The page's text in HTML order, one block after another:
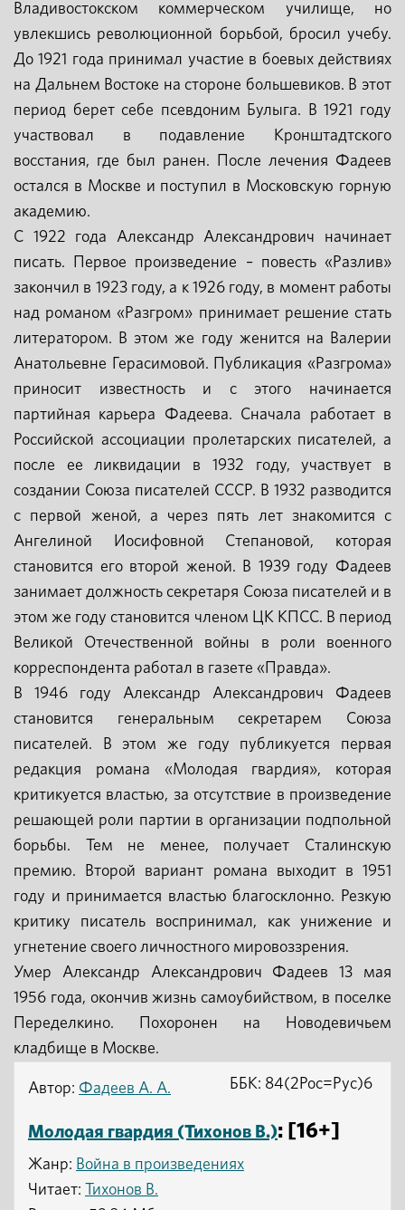
Владивостокском коммерческом училище, но
увлекшись революционной борьбой, бросил учебу.
До 1921 года принимал участие в боевых действиях
на Дальнем Востоке на стороне большевиков. В этот
период берет себе псевдоним Булыга. В 1921 году
участвовал в подавление Кронштадтского
восстания, где был ранен. После лечения Фадеев
остался в Москве и поступил в Московскую горную
академию.
С 1922 года Александр Александрович начинает
писать. Первое произведение – повесть «Разлив»
закончил в 1923 году, а к 1926 году, в момент работы
над романом «Разгром» принимает решение стать
литератором. В этом же году женится на Валерии
Анатольевне Герасимовой. Публикация «Разгрома»
приносит известность и с этого начинается
партийная карьера Фадеева. Сначала работает в
Российской ассоциации пролетарских писателей, а
после ее ликвидации в 1932 году, участвует в
создании Союза писателей СССР. В 1932 разводится
с первой женой, а через пять лет знакомится с
Ангелиной Иосифовной Степановой, которая
становится его второй женой. В 1939 году Фадеев
занимает должность секретаря Союза писателей и в
этом же году становится членом ЦК КПСС. В период
Великой Отечественной войны в роли военного
корреспондента работал в газете «Правда».
В 1946 году Александр Александрович Фадеев
становится генеральным секретарем Союза
писателей. В этом же году публикуется первая
редакция романа «Молодая гвардия», которая
критикуется властью, за отсутствие в произведение
решающей роли партии в организации подпольной
борьбы. Тем не менее, получает Сталинскую
премию. Второй вариант романа выходит в 1951
году и принимается властью благосклонно. Резкую
критику писатель воспринимал, как унижение и
угнетение своего личностного мировоззрения.
Умер Александр Александрович Фадеев 13 мая
1956 года, окончив жизнь самоубийством, в поселке
Переделкино. Похоронен на Новодевичьем
кладбище в Москве.
Автор: Фадеев А. А.
Молодая гвардия (Тихонов В.): [16+]
Жанр: Война в произведениях
Читает: Тихонов В.
ББК: 84(2Рос=Рус)6